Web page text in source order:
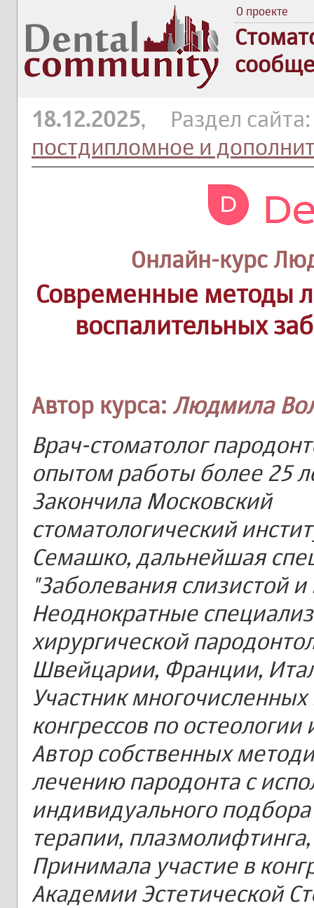
О проекте
18.12.2025, Раздел
постдипломное и
Онлайн-курс
Современные методы
воспалительных
Автор курса: Людмила
Врач-стоматолог
опытом работы более 25
Закончила Московский
стоматологический
Семашко, дальнейшая
"Заболевания слизистой
Неоднократные
хирургической
Швейцарии, Франции,
Участник
конгрессов по
Автор собственных
лечению пародонта с
индивидуального
терапии,
Принимала участие в
Академии Эстетической